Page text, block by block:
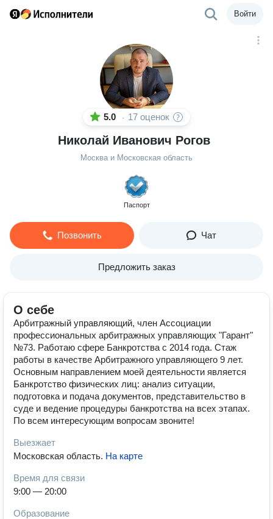
Войти
5.0 · 17 оценок
Николай Иванович Рогов
Москва и Московская область
Паспорт
Позвонить Чат
Предложить заказ
О себе
Арбитражный управляющий, член Ассоциации
профессиональных арбитражных управляющих "Гарант"
№73. Работаю сфере Банкротства с 2014 года. Стаж
работы в качестве Арбитражного управляющего 9 лет.
Основным направлением моей деятельности является
Банкротство физических лиц: анализ ситуации,
подготовка и подача документов, представительство в
суде и ведение процедуры банкротства на всех этапах.
По всем интересующим вопросам звоните!
Выезжает
Московская область. На карте
Время для связи
9:00 — 20:00
Образование